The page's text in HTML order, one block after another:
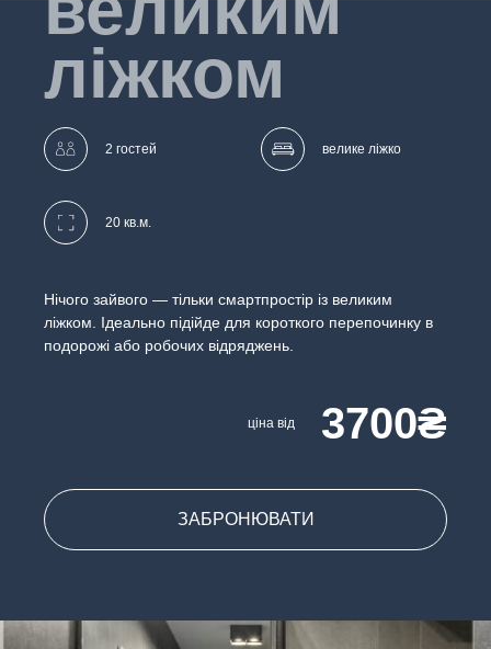
ліжком
2 гостей велике ліжко
20 кв.м.
Нічого зайвого — тільки смартпростір із великим
ліжком. Ідеально підійде для короткого перепочинку в
подорожі або робочих відряджень.
ціна від 3700₴
ЗАБРОНЮВАТИ